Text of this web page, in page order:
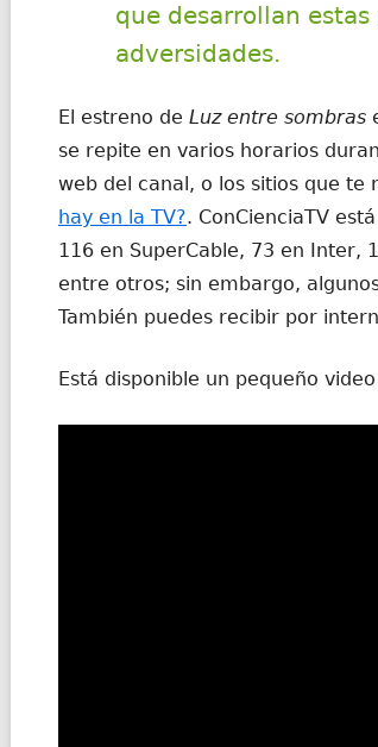
que desarrollan estas
adversidades.
El estreno de Luz entre sombras
se repite en varios horarios
web del canal, o los sitios que
hay en la TV?. ConCienciaTV
116 en SuperCable, 73 en Inter,
entre otros; sin embargo,
También puedes recibir por
Está disponible un pequeño